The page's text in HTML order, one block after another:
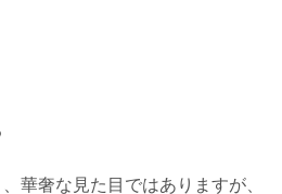
華奢な見た目ではありますが、